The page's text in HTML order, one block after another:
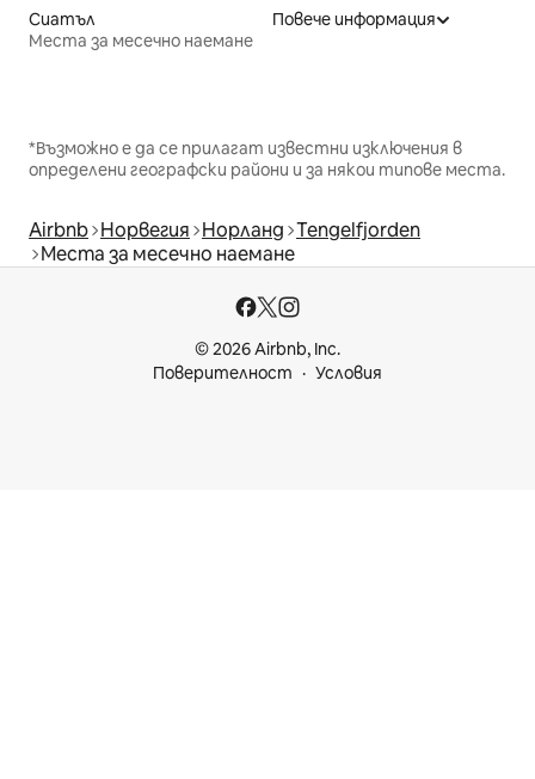
Сиатъл
Места за месечно наемане
Повече информация
*Възможно е да се прилагат известни изключения в
определени географски райони и за някои типове места.
Airbnb Норвегия Норланд Tengelfjorden
Места за месечно наемане
© 2026 Airbnb, Inc.
Поверителност
Условия